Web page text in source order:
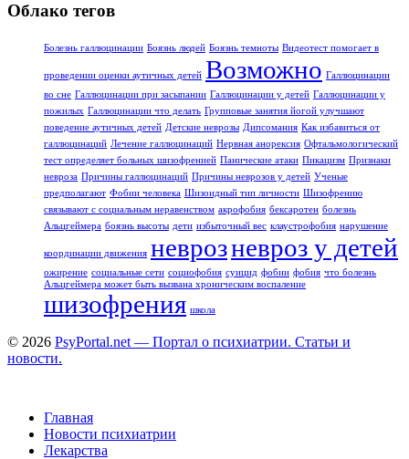
Облако тегов
Болезнь галлюцинации Боязнь людей Боязнь темноты Видеотест помогает в
проведении оценки аутичных детей Возможно Галлюцинации
во сне Галлюцинации при засыпании Галлюцинации у детей Галлюцинации у
пожилых Галлюцинации что делать Групповые занятия йогой улучшают
поведение аутичных детей Детские неврозы Дипсомания Как избавиться от
галлюцинаций Лечение галлюцинаций Нервная анорексия Офтальмологический
тест определяет больных шизофренией Панические атаки Пикацизм Признаки
невроза Причины галлюцинаций Причины неврозов у детей Ученые
предполагают Фобии человека Шизоидный тип личности Шизофрению
связывают с социальным неравенством акрофобия бексаротен болезнь
Альцгеймера боязнь высоты дети избыточный вес клаустрофобия нарушение
координации движения неврозневроз у детей
ожирение социальные сети социофобия суицид фобии фобия что болезнь
Альцгеймера может быть вызвана хроническим воспаление
шизофрения школа
© 2026 PsyPortal.net — Портал о психиатрии. Статьи и
новости.
Главная
Новости психиатрии
Лекарства